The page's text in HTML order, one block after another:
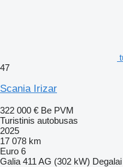
47
Scania Irizar
322 000 € Be PVM
Turistinis autobusas
2025
17 078 km
Euro 6
Galia 411 AG (302 kW) Degalai